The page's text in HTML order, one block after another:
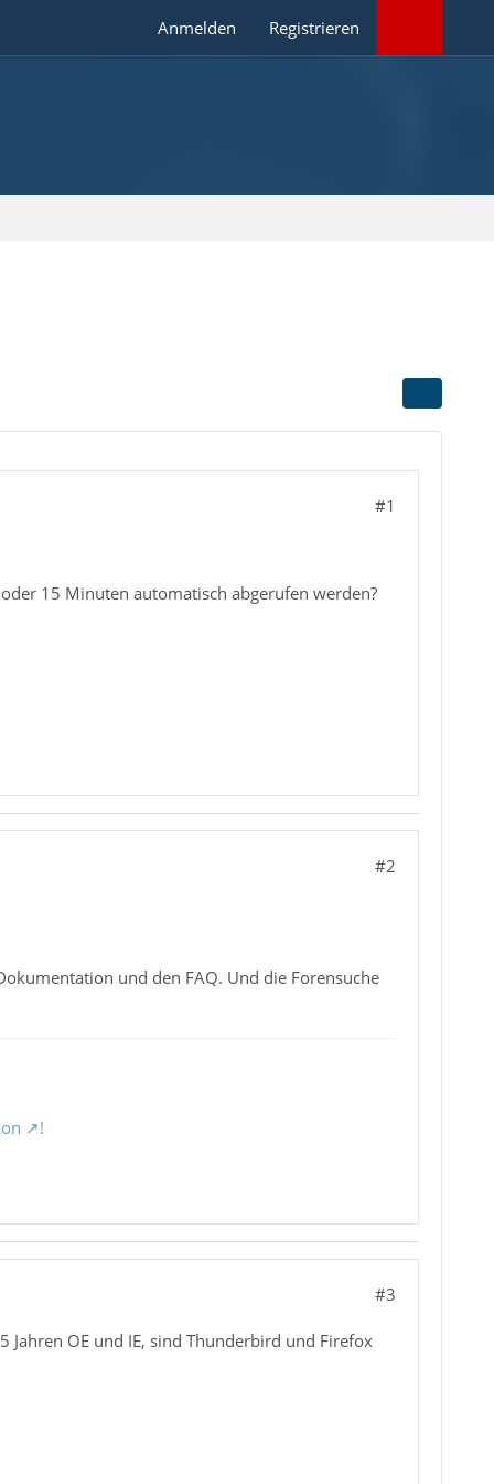
Anmelden Registrieren
#1
15 Minuten automatisch abgerufen werden?
#2
und den FAQ. Und die Forensuche
!
#3
OE und IE, sind Thunderbird und Firefox